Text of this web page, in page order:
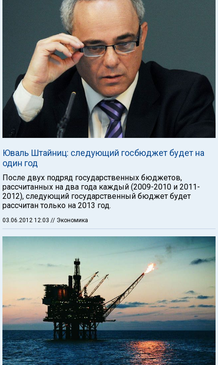
Юваль Штайниц: следующий госбюджет будет на
один год
После двух подряд государственных бюджетов,
рассчитанных на два года каждый (2009-2010 и 2011-
2012), следующий государственный бюджет будет
рассчитан только на 2013 год.
03.06.2012 12:03 // Экономика